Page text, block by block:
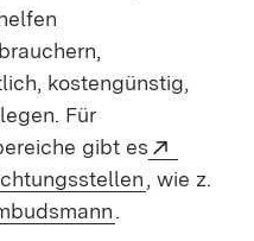
kostengünstig,
Für
gibt es
(Öffnet in
, wie z.
.